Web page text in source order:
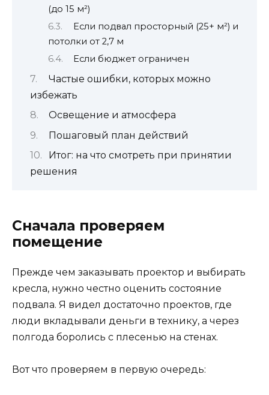
(до 15 м²)
Если подвал просторный (25+ м²) и
потолки от 2,7 м
Если бюджет ограничен
Частые ошибки, которых можно
избежать
Освещение и атмосфера
Пошаговый план действий
Итог: на что смотреть при принятии
решения
Сначала проверяем
помещение
Прежде чем заказывать проектор и выбирать
кресла, нужно честно оценить состояние
подвала. Я видел достаточно проектов, где
люди вкладывали деньги в технику, а через
полгода боролись с плесенью на стенах.
Вот что проверяем в первую очередь: